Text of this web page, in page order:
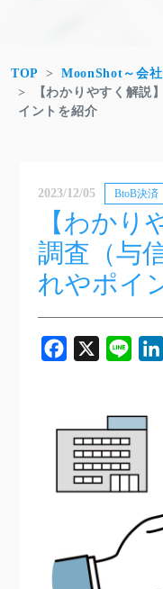
TOP MoonShot～会
【わかりやすく解説
イントを紹介
2023/12/05 BtoB決済
【わかり
調査（与
れやポイ
Facebook
X Line